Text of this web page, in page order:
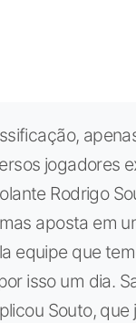
jogadores
Rodrigo
aposta em
equipe que
isso um dia.
Souto,